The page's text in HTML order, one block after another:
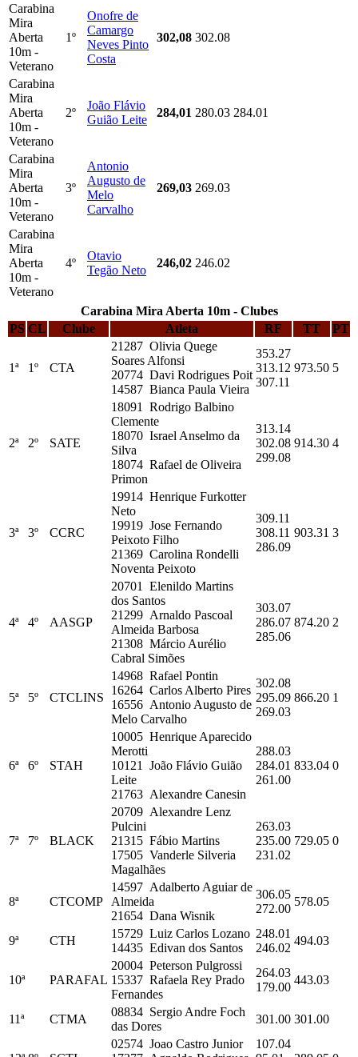
Carabina
Mira
Aberta
10m -
Veterano
1º
Onofre de
Camargo
Neves Pinto
Costa
302,08 302.08
Carabina
Mira
Aberta
10m -
Veterano
2º
João Flávio
Guião Leite
284,01 280.03 284.01
Carabina
Mira
Aberta
10m -
Veterano
3º
Antonio
Augusto de
Melo
Carvalho
269,03 269.03
Carabina
Mira
Aberta
10m -
Veterano
4º
Otavio
Tegão Neto
246,02 246.02
Carabina Mira Aberta 10m - Clubes
PS CL Clube Atleta RF TT PT
1ª 1º CTA
21287 Olivia Quege
Soares Alfonsi
20774 Davi Rodrigues Poit
14587 Bianca Paula Vieira
353.27
313.12
307.11
973.50 5
2ª 2º SATE
18091 Rodrigo Balbino
Clemente
18070 Israel Anselmo da
Silva
18074 Rafael de Oliveira
Primon
313.14
302.08
299.08
914.30 4
3ª 3º CCRC
19914 Henrique Furkotter
Neto
19919 Jose Fernando
Peixoto Filho
21369 Carolina Rondelli
Noventa Peixoto
309.11
308.11
286.09
903.31 3
4ª 4º AASGP
20701 Elenildo Martins
dos Santos
21299 Arnaldo Pascoal
Almeida Barbosa
21308 Márcio Aurélio
Cabral Simões
303.07
286.07
285.06
874.20 2
5ª 5º CTCLINS
14968 Rafael Pontin
16264 Carlos Alberto Pires
16556 Antonio Augusto de
Melo Carvalho
302.08
295.09
269.03
866.20 1
6ª 6º STAH
10005 Henrique Aparecido
Merotti
10121 João Flávio Guião
Leite
21763 Alexandre Canesin
288.03
284.01
261.00
833.04 0
7ª 7º BLACK
20709 Alexandre Lenz
Pulcini
21315 Fábio Martins
17505 Vanderle Silveria
Magalhães
263.03
235.00
231.02
729.05 0
8ª CTCOMP
14597 Adalberto Aguiar de
Almeida
21654 Dana Wisnik
306.05
272.00
578.05
9ª CTH
15729 Luiz Carlos Lozano
14435 Edivan dos Santos
248.01
246.02
494.03
10ª PARAFAL
20004 Peterson Pulgrossi
15337 Rafaela Rey Prado
Fernandes
264.03
179.00
443.03
11ª CTMA
08834 Sergio Andre Foch
das Dores
301.00 301.00
02574 Joao Castro Junior
107.04